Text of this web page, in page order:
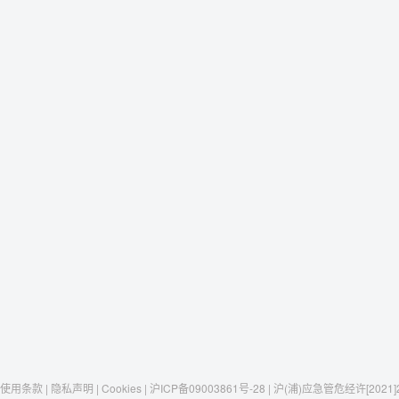
使用条款 | 隐私声明 | Cookies | 沪ICP备09003861号-28 | 沪(浦)应急管危经许